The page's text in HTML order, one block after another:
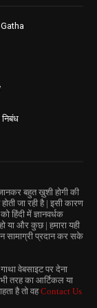
निबंध
बहुत ख़ुशी होगी की
जा रही है | इसी कारण
हिंदी में ज्ञानवर्धक
या और कुछ | हमारा यही
सामाग्री प्रदान कर सके
वेबसाइट पर देना
तरह का आर्टिकल या
है तो वहContact Us